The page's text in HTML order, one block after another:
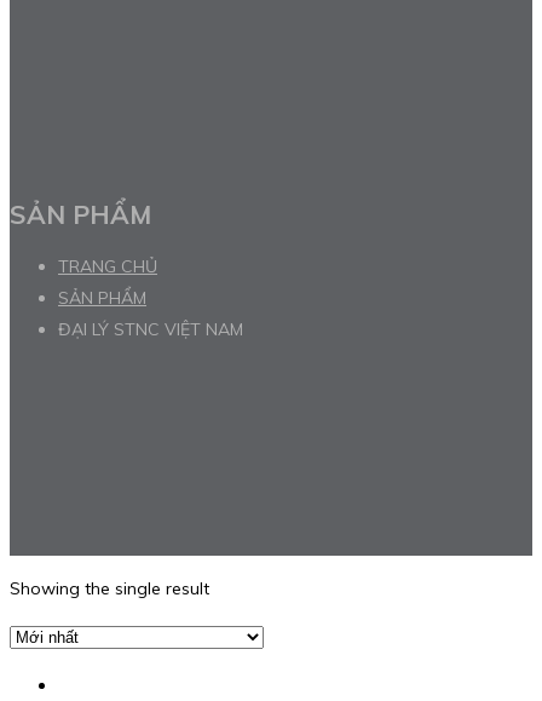
SẢN PHẨM
TRANG CHỦ
SẢN PHẨM
ĐẠI LÝ STNC VIỆT NAM
Showing the single result